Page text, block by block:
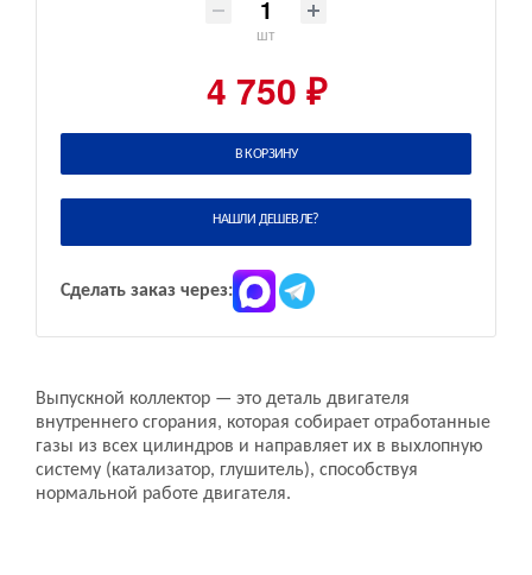
шт
4 750 ₽
В КОРЗИНУ
НАШЛИ ДЕШЕВЛЕ?
Сделать заказ через:
Выпускной коллектор — это деталь двигателя
внутреннего сгорания, которая собирает отработанные
газы из всех цилиндров и направляет их в выхлопную
систему (катализатор, глушитель), способствуя
нормальной работе двигателя.